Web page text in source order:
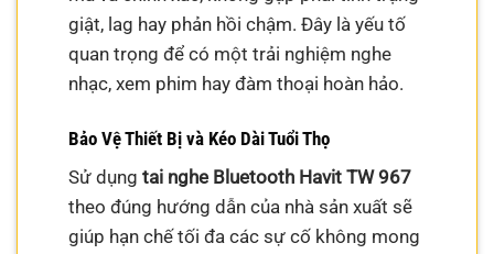
giật, lag hay phản hồi chậm. Đây là yếu tố
quan trọng để có một trải nghiệm nghe
nhạc, xem phim hay đàm thoại hoàn hảo.
Bảo Vệ Thiết Bị và Kéo Dài Tuổi Thọ
Sử dụngtai nghe Bluetooth Havit TW 967
theo đúng hướng dẫn của nhà sản xuất sẽ
giúp hạn chế tối đa các sự cố không mong